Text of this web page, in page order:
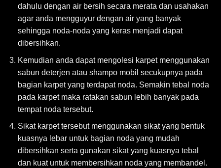
dahulu dengan air bersih secara merata dan usahakan
agar anda mengguyur dengan air yang banyak
sehingga noda-noda yang keras menjadi dapat
dibersihkan.
Kemudian anda dapat mengolesi karpet menggunakan
sabun deterjen atau shampo mobil secukupnya pada
bagian karpet yang terdapat noda. Semakin tebal noda
pada karpet maka ratakan sabun lebih banyak pada
tempat noda tersebut.
Sikat karpet tersebut menggunakan sikat yang bentuk
kuasnya lebar untuk bagian noda yang mudah
dibersihkan serta gunakan sikat yang kuasnya tebal
dan kuat untuk membersihkan noda yang membandel.